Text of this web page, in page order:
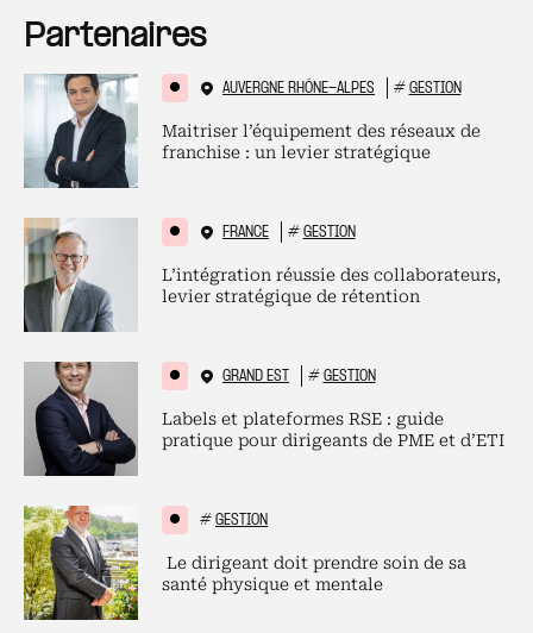
Partenaires
AUVERGNE RHÔNE-ALPES # GESTION
Maitriser l’équipement des réseaux de
franchise : un levier stratégique
FRANCE # GESTION
L’intégration réussie des collaborateurs,
levier stratégique de rétention
GRAND EST # GESTION
Labels et plateformes RSE : guide
pratique pour dirigeants de PME et d’ETI
# GESTION
Le dirigeant doit prendre soin de sa
santé physique et mentale